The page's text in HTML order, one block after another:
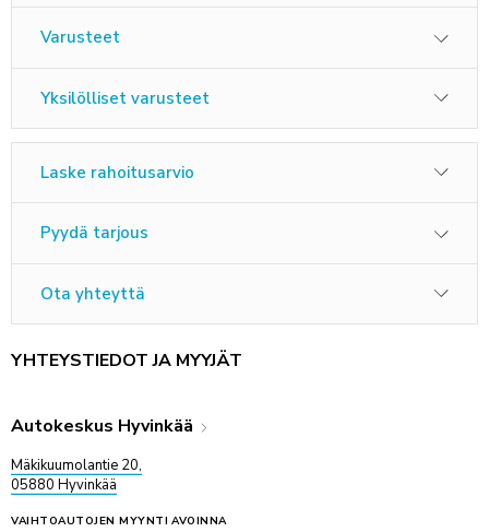
Varusteet
Yksilölliset varusteet
Laske rahoitusarvio
Pyydä tarjous
Ota yhteyttä
YHTEYSTIEDOT JA MYYJÄT
Autokeskus Hyvinkää
Mäkikuumolantie 20,
05880 Hyvinkää
VAIHTOAUTOJEN MYYNTI AVOINNA